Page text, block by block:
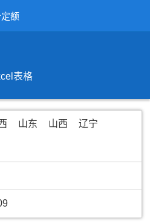
额
表格
山东 山西 辽宁